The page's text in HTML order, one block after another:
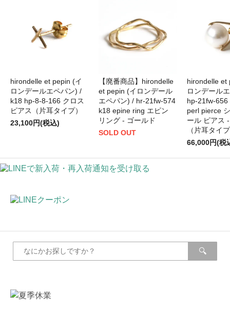
hirondelle et pepin (イ
ロンデールエペパン) /
k18 hp-8-8-166 クロス
ピアス（片耳タイプ）
23,100円(税込)
【廃番商品】hirondelle
et pepin (イロンデール
エペパン) / hr-21fw-574
k18 epine ring エピン
リング - ゴールド
SOLD OUT
hirondelle et
ロンデール
hp-21fw-
perl pierce
ール ピアス
（片耳タイ
66,000円(税